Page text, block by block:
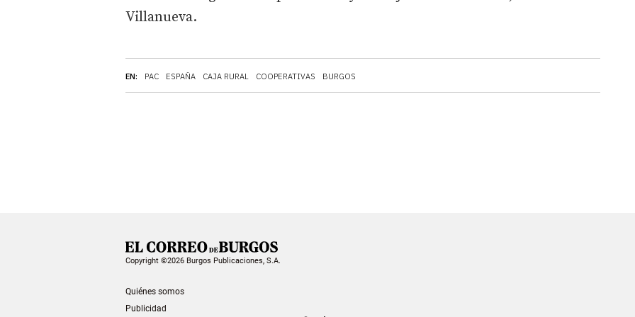
EN: PAC ESPAÑA CAJA RURAL COOPERATIVAS BURGOS
Villanueva.
Copyright ©2026 Burgos Publicaciones, S.A.
Quiénes somos
Publicidad